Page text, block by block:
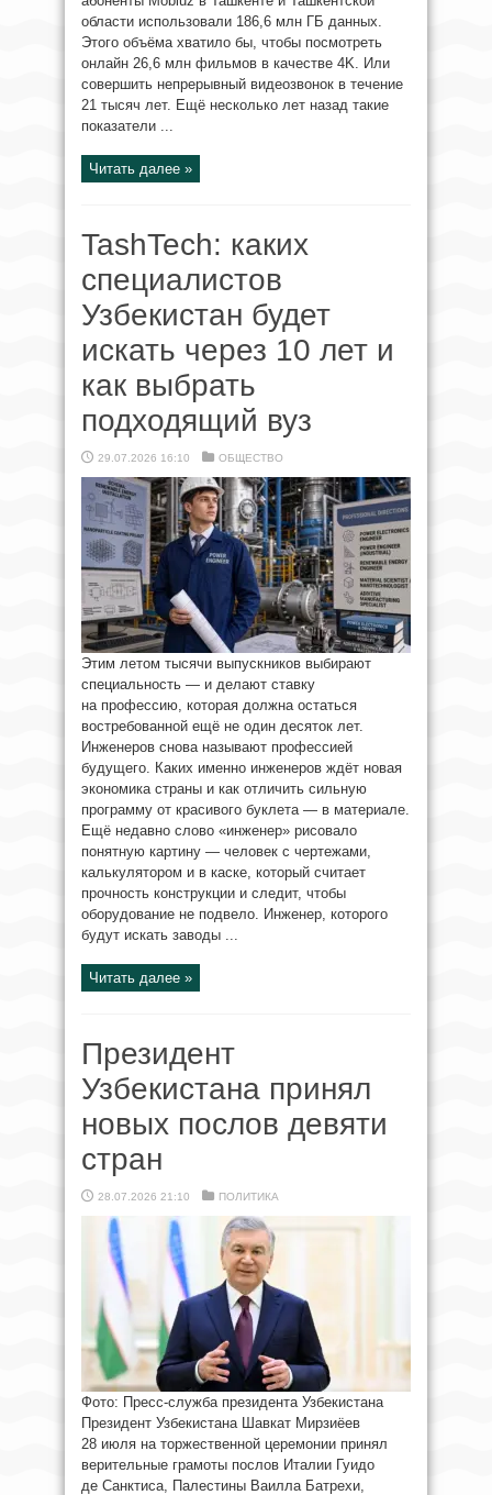
области использовали 186,6 млн ГБ данных.
Этого объёма хватило бы, чтобы посмотреть
онлайн 26,6 млн фильмов в качестве 4K. Или
совершить непрерывный видеозвонок в течение
21 тысяч лет. Ещё несколько лет назад такие
показатели ...
Читать далее »
TashTech: каких
специалистов
Узбекистан будет
искать через 10 лет и
как выбрать
подходящий вуз
29.07.2026 16:10 ОБЩЕСТВО
Этим летом тысячи выпускников выбирают
специальность — и делают ставку
на профессию, которая должна остаться
востребованной ещё не один десяток лет.
Инженеров снова называют профессией
будущего. Каких именно инженеров ждёт новая
экономика страны и как отличить сильную
программу от красивого буклета — в материале.
Ещё недавно слово «инженер» рисовало
понятную картину — человек с чертежами,
калькулятором и в каске, который считает
прочность конструкции и следит, чтобы
оборудование не подвело. Инженер, которого
будут искать заводы ...
Читать далее »
Президент
Узбекистана принял
новых послов девяти
стран
28.07.2026 21:10 ПОЛИТИКА
Фото: Пресс-служба президента Узбекистана
Президент Узбекистана Шавкат Мирзиёев
28 июля на торжественной церемонии принял
верительные грамоты послов Италии Гуидо
де Санктиса, Палестины Ваилла Батрехи,